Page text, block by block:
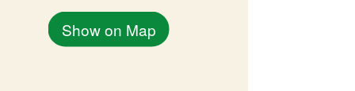
Show on Map